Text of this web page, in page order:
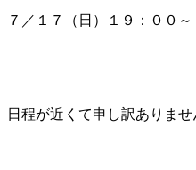
７／１７（日）１９：００
日程が近くて申し訳ありませ